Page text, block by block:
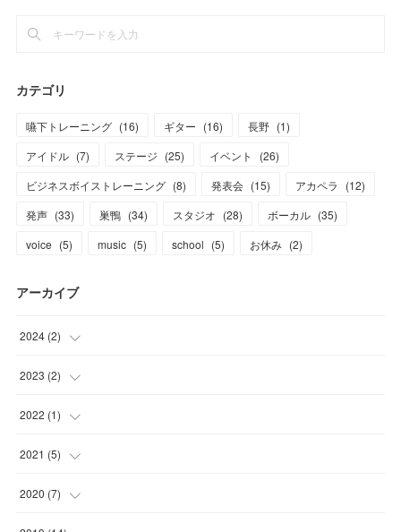
カテゴリ
嚥下トレーニング (16) ギター (16) 長野 (1)
アイドル (7) ステージ (25) イベント (26)
ビジネスボイストレーニング (8) 発表会 (15) アカペラ (12)
発声 (33) 巣鴨 (34) スタジオ (28) ボーカル (35)
voice (5) music (5) school (5) お休み (2)
アーカイブ
2024 (2)
( )
( )
2023 (2)
( )
( )
2022 (1)
( )
2021 (5)
( )
2020 (7)